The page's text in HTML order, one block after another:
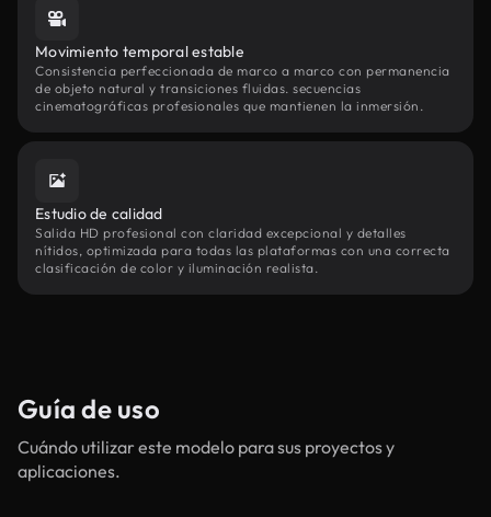
Movimiento temporal estable
Consistencia perfeccionada de marco a marco con permanencia
de objeto natural y transiciones fluidas. secuencias
cinematográficas profesionales que mantienen la inmersión.
Estudio de calidad
Salida HD profesional con claridad excepcional y detalles
nítidos, optimizada para todas las plataformas con una correcta
clasificación de color y iluminación realista.
Guía de uso
Cuándo utilizar este modelo para sus proyectos y
aplicaciones.